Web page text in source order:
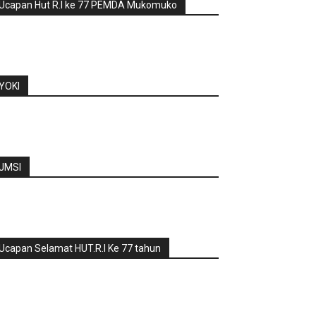
Hut R.I ke 77 PEMDA Mukomuko
Selamat HUT.R.I Ke 77 tahun